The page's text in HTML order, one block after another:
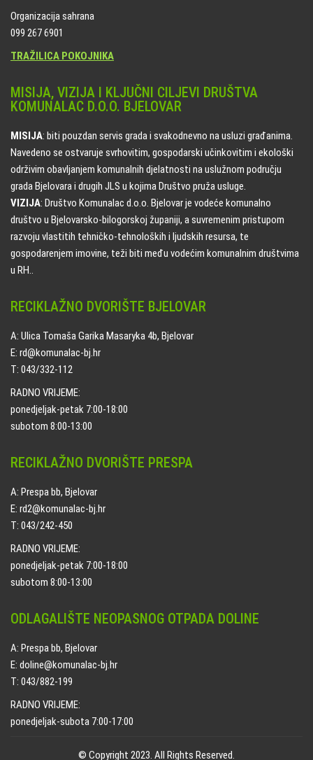
Organizacija sahrana
099 267 6901
TRAŽILICA POKOJNIKA
MISIJA, VIZIJA I KLJUČNI CILJEVI DRUŠTVA
KOMUNALAC D.O.O. BJELOVAR
MISIJA: biti pouzdan servis grada i svakodnevno na usluzi građanima.
Navedeno se ostvaruje svrhovitim, gospodarski učinkovitim i ekološki
održivim obavljanjem komunalnih djelatnosti na uslužnom području
grada Bjelovara i drugih JLS u kojima Društvo pruža usluge.
VIZIJA: Društvo Komunalac d.o.o. Bjelovar je vodeće komunalno
društvo u Bjelovarsko-bilogorskoj županiji, a suvremenim pristupom
razvoju vlastitih tehničko-tehnoloških i ljudskih resursa, te
gospodarenjem imovine, teži biti među vodećim komunalnim društvima
u RH..
RECIKLAŽNO DVORIŠTE BJELOVAR
A: Ulica Tomaša Garika Masaryka 4b, Bjelovar
E: rd@komunalac-bj.hr
T: 043/332-112
RADNO VRIJEME:
ponedjeljak-petak 7:00-18:00
subotom 8:00-13:00
RECIKLAŽNO DVORIŠTE PRESPA
A: Prespa bb, Bjelovar
E: rd2@komunalac-bj.hr
T: 043/242-450
RADNO VRIJEME:
ponedjeljak-petak 7:00-18:00
subotom 8:00-13:00
ODLAGALIŠTE NEOPASNOG OTPADA DOLINE
A: Prespa bb, Bjelovar
E: doline@komunalac-bj.hr
T: 043/882-199
RADNO VRIJEME:
ponedjeljak-subota 7:00-17:00
© Copyright 2023. All Rights Reserved.